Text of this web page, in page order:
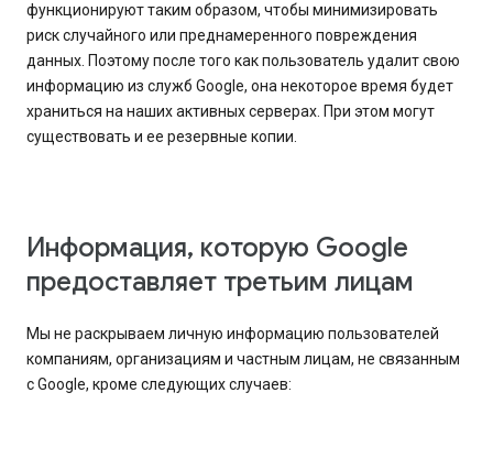
функционируют таким образом, чтобы минимизировать
риск случайного или преднамеренного повреждения
данных. Поэтому после того как пользователь удалит свою
информацию из служб Google, она некоторое время будет
храниться на наших активных серверах. При этом могут
существовать и ее резервные копии.
Информация, которую Google
предоставляет третьим лицам
Мы не раскрываем личную информацию пользователей
компаниям, организациям и частным лицам, не связанным
с Google, кроме следующих случаев: